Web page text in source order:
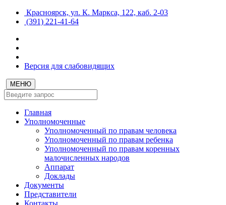
Красноярск, ул. К. Маркса, 122, каб. 2-03
(391) 221-41-64
Версия для слабовидящих
МЕНЮ
Главная
Уполномоченные
Уполномоченный по правам человека
Уполномоченный по правам ребенка
Уполномоченный по правам коренных
малочисленных народов
Аппарат
Доклады
Документы
Представители
Контакты